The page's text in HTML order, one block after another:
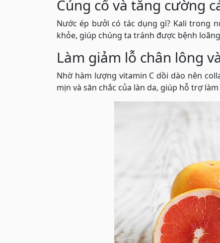
Củng cố và tăng cường
Nước ép bưởi có tác dụng gì? Kali trong
khỏe, giúp chúng ta tránh được bệnh
Làm giảm lỗ chân lông
Nhờ hàm lượng vitamin C dồi dào nên
mịn và săn chắc của làn da, giúp hỗ trợ